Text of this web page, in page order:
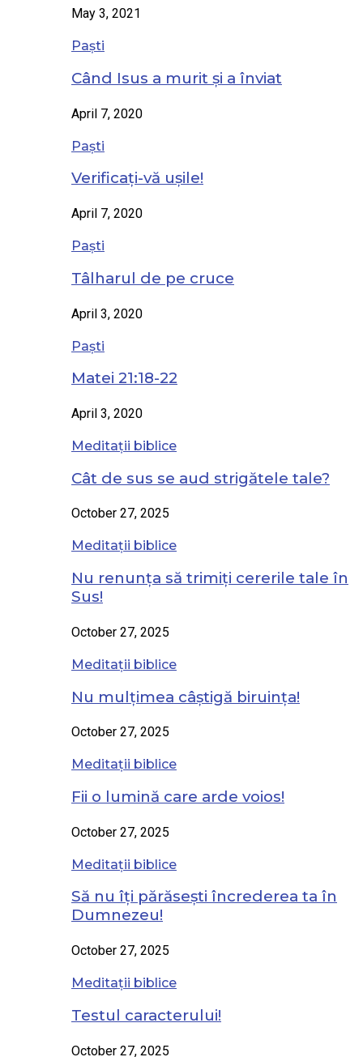
May 3, 2021
Paști
Când Isus a murit și a înviat
April 7, 2020
Paști
Verificați-vă ușile!
April 7, 2020
Paști
Tâlharul de pe cruce
April 3, 2020
Paști
Matei 21:18-22
April 3, 2020
Meditații biblice
Cât de sus se aud strigătele tale?
October 27, 2025
Meditații biblice
Nu renunța să trimiți cererile tale în
Sus!
October 27, 2025
Meditații biblice
Nu mulțimea câștigă biruința!
October 27, 2025
Meditații biblice
Fii o lumină care arde voios!
October 27, 2025
Meditații biblice
Să nu îți părăsești încrederea ta în
Dumnezeu!
October 27, 2025
Meditații biblice
Testul caracterului!
October 27, 2025